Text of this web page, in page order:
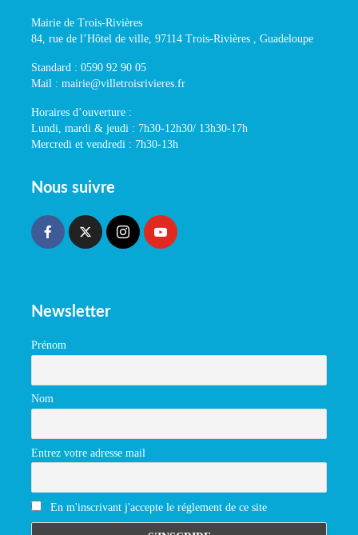
Mairie de Trois-Rivières
84, rue de l’Hôtel de ville, 97114 Trois-Rivières , Guadeloupe
Standard : 0590 92 90 05
Mail : mairie@villetroisrivieres.fr
Horaires d’ouverture :
Lundi, mardi & jeudi : 7h30-12h30/ 13h30-17h
Mercredi et vendredi : 7h30-13h
Nous suivre
Newsletter
Prénom
Nom
Entrez votre adresse mail
En m'inscrivant j'accepte le réglement de ce site